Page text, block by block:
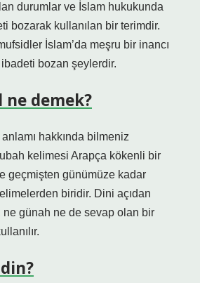
durumlar ve İslam hukukunda
bozarak kullanılan bir terimdir.
İslam’da meşru bir inancı
bozan şeylerdir.
ne demek?
hakkında bilmeniz
kelimesi Arapça kökenli bir
geçmişten günümüze kadar
biridir. Dini açıdan
ne günah ne de sevap olan bir